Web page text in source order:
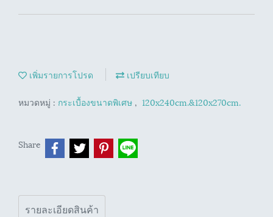
เพิ่มรายการโปรด เปรียบเทียบ
หมวดหมู่ : กระเบื้องขนาดพิเศษ , 120x240cm.&120x270cm.
Share
รายละเอียดสินค้า